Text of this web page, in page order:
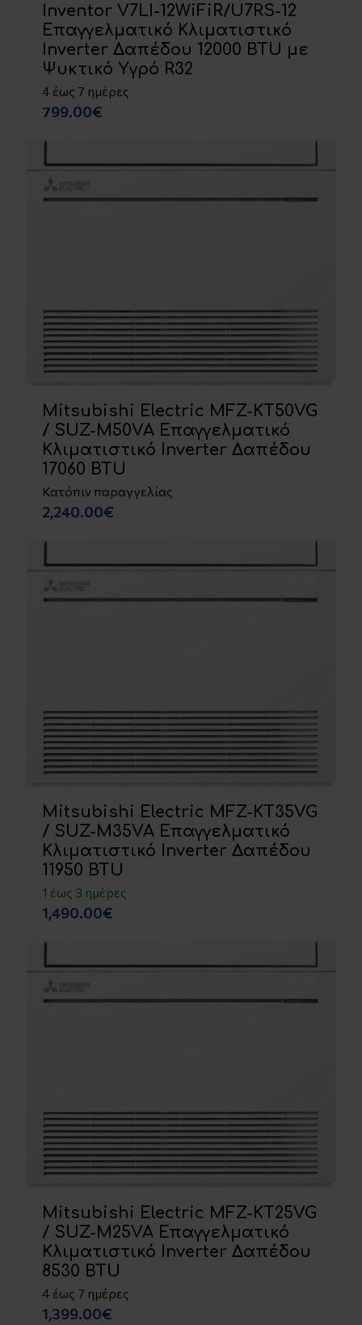
Inventor V7LI-12WiFiR/U7RS-12
Επαγγελματικό Κλιματιστικό
Inverter Δαπέδου 12000 BTU με
Ψυκτικό Υγρό R32
4 έως 7 ημέρες
799.00€
Mitsubishi Electric MFZ-KT50VG
/ SUZ-M50VA Επαγγελματικό
Κλιματιστικό Inverter Δαπέδου
17060 BTU
Κατόπιν παραγγελίας
2,240.00€
Mitsubishi Electric MFZ-KT35VG
/ SUZ-M35VA Επαγγελματικό
Κλιματιστικό Inverter Δαπέδου
11950 BTU
1 έως 3 ημέρες
1,490.00€
Mitsubishi Electric MFZ-KT25VG
/ SUZ-M25VA Επαγγελματικό
Κλιματιστικό Inverter Δαπέδου
8530 BTU
4 έως 7 ημέρες
1,399.00€